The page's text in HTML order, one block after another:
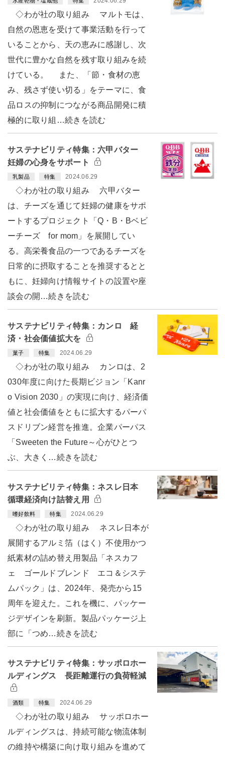
◇わが社の取り組み マルトモは、
自然の恩恵を受けて事業活動を行って
いることから、天の恵みに感謝し、次
世代に豊かな自然を残す取り組みを続
けている。 また、「節・食材の恵
み、残さず使い切る」をテーマに、食
品ロスの抑制につながる商品開発に積
極的に取り組…続きを読む
サステナビリティ特集：六甲バター
妊婦の心身をサポート
乳製品 特集 2024.06.29
◇わが社の取り組み 六甲バター
は、チーズを通じて妊婦の健康をサポ
ートするプロジェクト「Q・B・Bベビ
ーチーズ for mom」を展開してい
る。高栄養食品の一つであるチーズを
日常的に摂取することを推奨するとと
もに、妊婦向け情報サイトの設置や座
談会の開…続きを読む
サステナビリティ特集：カンロ 経
済・社会価値拡大を
菓子 特集 2024.06.29
◇わが社の取り組み カンロは、2
030年度に向けた長期ビジョン「Kanr
o Vision 2030」の実現に向け、経済価
値と社会価値をともに拡大するパーパ
スドリブン経営を推進。企業パーパス
「Sweeten the Future～心がひとつ
ぶ、大きく…続きを読む
サステナビリティ特集：ネスレ日本
循環経済向け詰替え用
嗜好飲料 特集 2024.06.29
◇わが社の取り組み ネスレ日本が
展開するアルミ箔（はく）不使用かつ
紙素材の詰め替え用製品「ネスカフ
ェ ゴールドブレンド エコ＆システ
ムパック」は、2024年、発売から15
周年を迎えた。これを機に、パッケー
ジデザインを刷新。製品パッケージ上
部に「つめ…続きを読む
サステナビリティ特集：サッポロホー
ルディングス 長距離運行の負荷軽減
酒類 特集 2024.06.29
◇わが社の取り組み サッポロホー
ルディングスは、持続可能な物流体制
の維持や構築に向け取り組みを進めて